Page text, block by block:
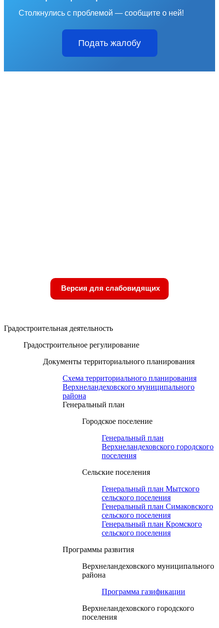
Столкнулись с проблемой — сообщите о ней!
Подать жалобу
Версия для слабовидящих
Градостроительная деятельность
Градостроительное регулирование
Документы территориального планирования
Схема территориального планирования
Верхнеландеховского муниципального
района
Генеральный план
Городское поселение
Генеральный план
Верхнеландеховского городского
поселения
Сельские поселения
Генеральный план Мытского
сельского поселения
Генеральный план Симаковского
сельского поселения
Генеральный план Кромского
сельского поселения
Программы развития
Верхнеландеховского муниципального
района
Программа газификации
Верхнеландеховского городского
поселения